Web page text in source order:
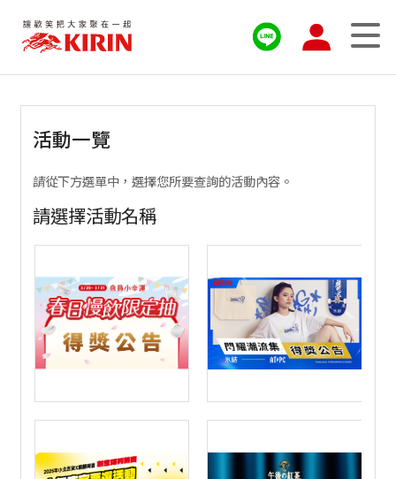
活動一覽
請從下方選單中，選擇您所要查詢的活動內容。
請選擇活動名稱